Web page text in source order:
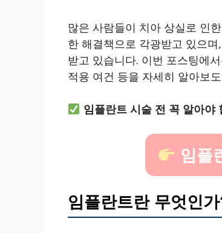
많은 사람들이 치아 상실로 인
한 해결책으로 각광받고 있으
받고 있습니다. 이번 포스팅에
적용 여건 등을 자세히 알아보
임플란트 시술 전 꼭 알아야
임플
임플란트란 무엇인